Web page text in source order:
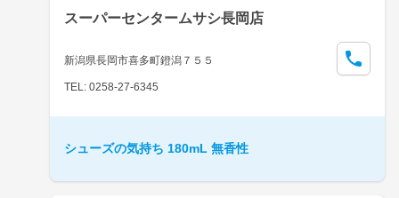
スーパーセンタームサシ長岡店
新潟県長岡市喜多町鐙潟７５５
TEL: 0258-27-6345
シューズの気持ち 180mL 無香性